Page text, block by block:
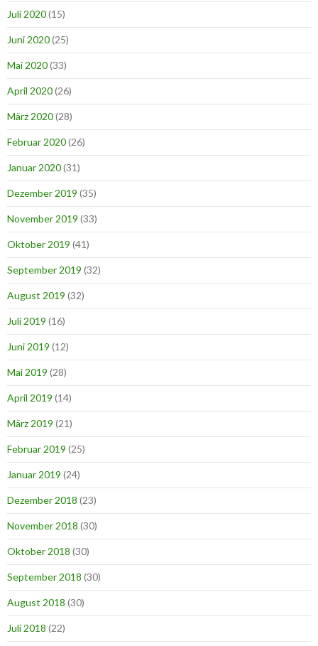
Juli 2020(15)
Juni 2020(25)
Mai 2020(33)
April 2020(26)
März 2020(28)
Februar 2020(26)
Januar 2020(31)
Dezember 2019 (35)
November 2019 (33)
Oktober 2019 (41)
September 2019 (32)
August 2019 (32)
Juli 2019 (16)
Juni 2019 (12)
Mai 2019 (28)
April 2019 (14)
März 2019 (21)
Februar 2019 (25)
Januar 2019 (24)
Dezember 2018 (23)
November 2018 (30)
Oktober 2018 (30)
September 2018 (30)
August 2018 (30)
Juli 2018 (22)